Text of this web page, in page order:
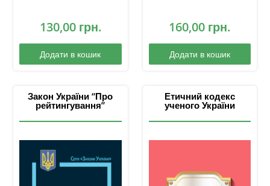
130,00 грн.
Додати в кошик
160,00 грн.
Додати в кошик
Закон України “Про
рейтингування”
Етичний кодекс
ученого України